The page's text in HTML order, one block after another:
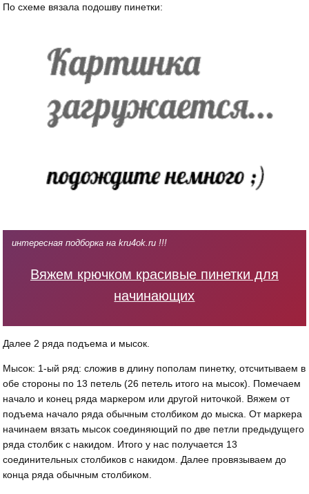
По схеме вязала подошву пинетки:
интересная подборка на kru4ok.ru !!!
Вяжем крючком красивые пинетки для
начинающих
Далее 2 ряда подъема и мысок.
Мысок: 1-ый ряд: сложив в длину пополам пинетку, отсчитываем в
обе стороны по 13 петель (26 петель итого на мысок). Помечаем
начало и конец ряда маркером или другой ниточкой. Вяжем от
подъема начало ряда обычным столбиком до мыска. От маркера
начинаем вязать мысок соединяющий по две петли предыдущего
ряда столбик с накидом. Итого у нас получается 13
соединительных столбиков с накидом. Далее провязываем до
конца ряда обычным столбиком.